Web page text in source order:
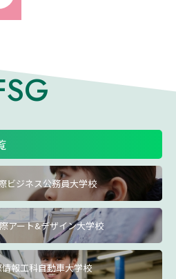
ビジネス公務員大学校
アート&デザイン大学校
報工科自動車大学校